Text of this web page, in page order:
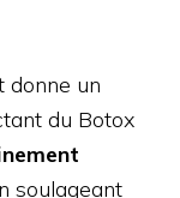
donne un
du Botox
soulageant